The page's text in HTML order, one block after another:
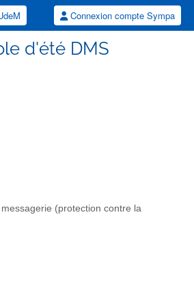
Connexion compte Sympa
d'été DMS
(protection contre la